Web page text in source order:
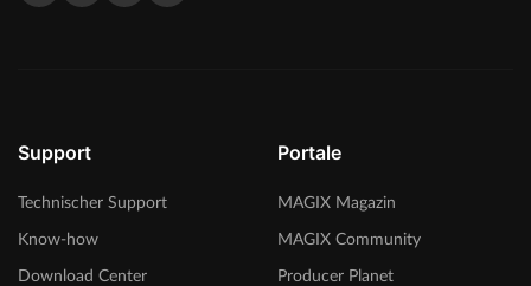
Support
Technischer Support
Know-how
Download Center
Portale
MAGIX Magazin
MAGIX Community
Producer Planet